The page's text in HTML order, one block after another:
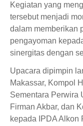
Kegiatan yang
tersebut menjadi
dalam memberikan
pengayoman
sinergitas dengan
Upacara dipimpin
Makassar, Kompol
Sementara Perwira
Firman Akbar, dan
kepada IPDA Alkon